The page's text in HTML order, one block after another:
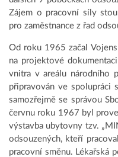
Zájem o pracovní síly
pro zaměstnance z řad
Od roku 1965 začal
na projektové
vnitra v areálu národního
připravován ve spolupráci
samozřejmě se správou
červnu roku 1967 byl
výstavba ubytovny tzv.
odsouzených, kteří
pracovní směnu. Lékařská